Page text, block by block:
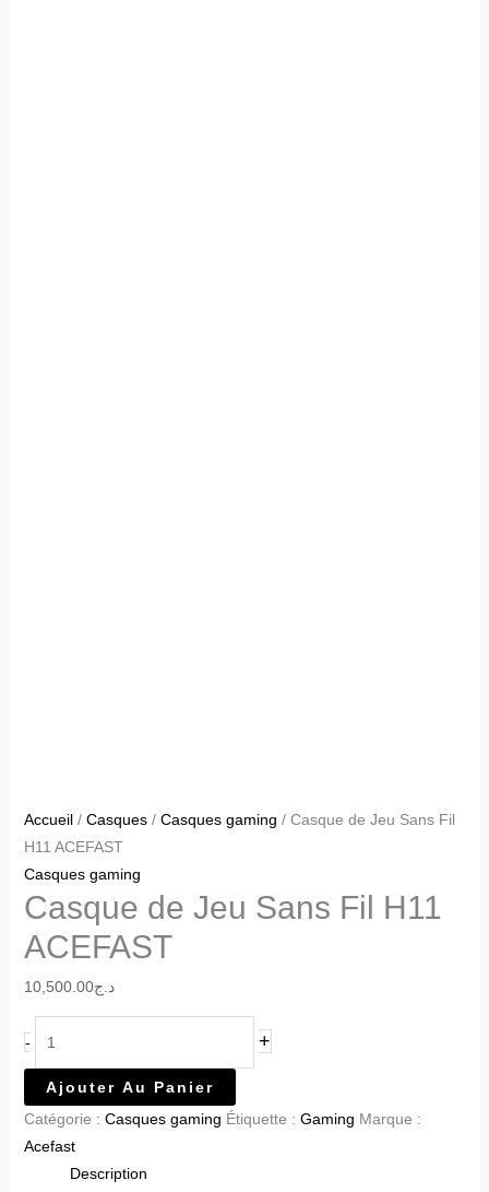
Accueil/ Casques/ Casques gaming / Casque de Jeu Sans Fil
H11 ACEFAST
Casques gaming
Casque de Jeu Sans Fil H11
ACEFAST
د.ج10,500.00
- +
Ajouter Au Panier
Catégorie : Casques gaming Étiquette : Gaming Marque :
Acefast
Description